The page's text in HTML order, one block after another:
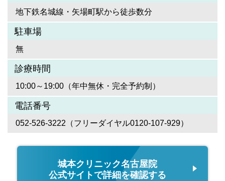
地下鉄名城線・矢場町駅から徒歩数分
駐車場
無
診療時間
10:00～19:00（年中無休・完全予約制）
電話番号
052-526-3222（フリーダイヤル0120-107-929）
城本クリニック名古屋院
公式サイトで詳細を確認する